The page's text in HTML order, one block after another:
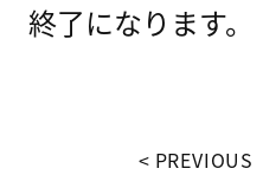
終了になります。
PREVIOUS